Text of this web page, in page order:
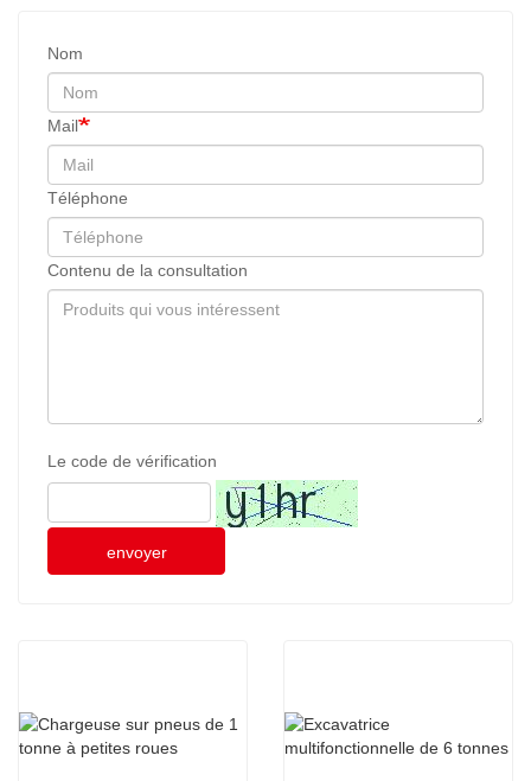
Nom
Mail
Téléphone
Contenu de la consultation
Le code de vérification
envoyer